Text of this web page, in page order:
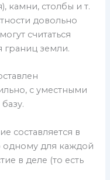
камни, столбы и т.
довольно
считаться
земли.
с уместными
составляется в
одному для каждой
в деле (то есть